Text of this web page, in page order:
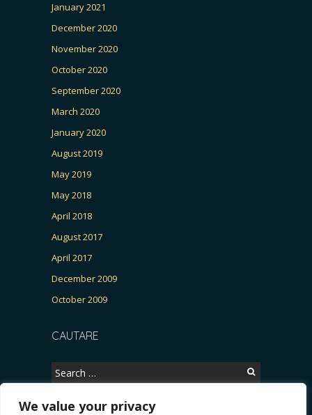
We value your privacy
January 2021
December 2020
November 2020
October 2020
September 2020
March 2020
January 2020
August 2019
May 2019
May 2018
April 2018
August 2017
April 2017
December 2009
October 2009
CAUTARE
Search
for: